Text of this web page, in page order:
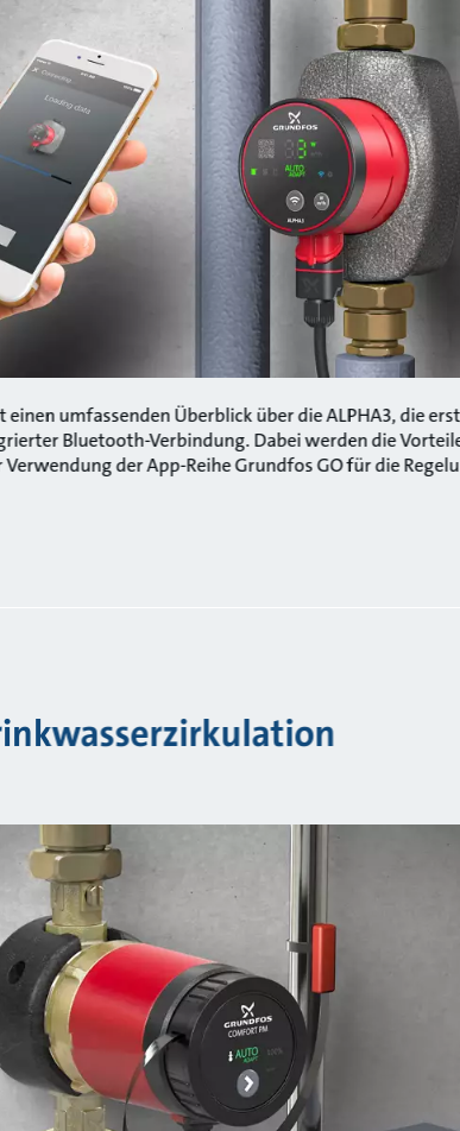
einen umfassenden Überblick über die ALPHA3, die
Bluetooth-Verbindung. Dabei werden die
der App-Reihe Grundfos GO für die